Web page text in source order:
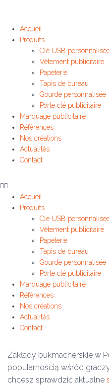
Accueil
Produits
Clé USB
Vêtement publicitaire
Papeterie
Tapis de bureau
Gourde personnalisée
Porte clé publicitaire
Marquage publicitaire
Références
Nos créations
Actualités
Contact
Accueil
Produits
Clé USB
Vêtement publicitaire
Papeterie
Tapis de bureau
Gourde personnalisée
Porte clé publicitaire
Marquage publicitaire
Références
Nos créations
Actualités
Contact
Zakłady bukmacherskie w
popularnością wśród
chcesz sprawdzić aktualne